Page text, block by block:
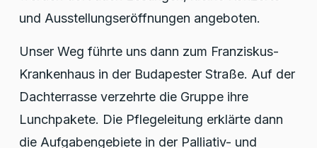
und Ausstellungseröffnungen angeboten.
Unser Weg führte uns dann zum Franziskus-
Krankenhaus in der Budapester Straße. Auf der
Dachterrasse verzehrte die Gruppe ihre
Lunchpakete. Die Pflegeleitung erklärte dann
die Aufgabengebiete in der Palliativ- und